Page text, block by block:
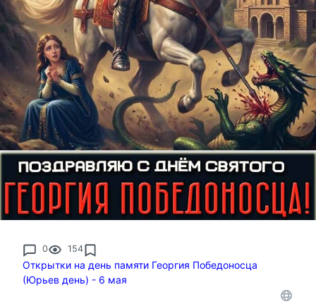
0 154
Открытки на день памяти Георгия Победоносца
(Юрьев день) - 6 мая